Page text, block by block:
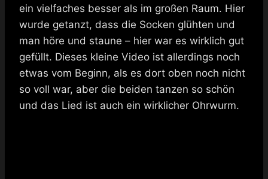
ein vielfaches besser als im großen Raum. Hier
wurde getanzt, dass die Socken glühten und
man höre und staune – hier war es wirklich gut
gefüllt. Dieses kleine Video ist allerdings noch
etwas vom Beginn, als es dort oben noch nicht
so voll war, aber die beiden tanzen so schön
und das Lied ist auch ein wirklicher Ohrwurm.